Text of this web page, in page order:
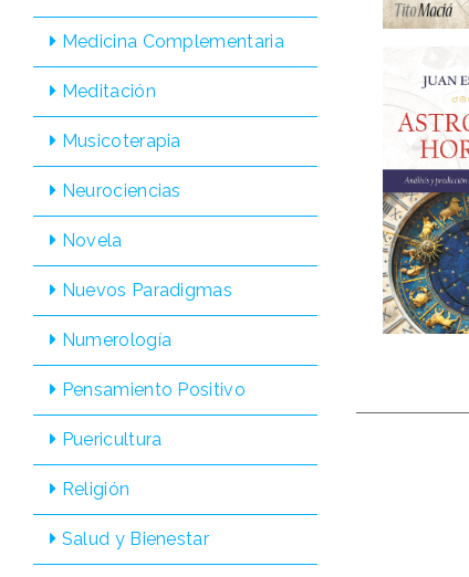
Medicina Complementaria
Meditación
Musicoterapia
Neurociencias
Novela
Nuevos Paradigmas
Numerologí­a
Pensamiento Positivo
Puericultura
Religión
Salud y Bienestar